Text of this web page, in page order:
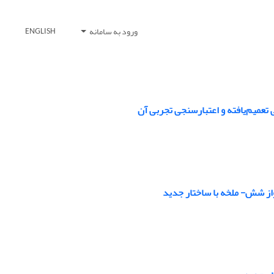
ورود به سامانه ENGLISH
و اعتبارسنجی تجربی آن
شش- ملخه با ساختار جدید